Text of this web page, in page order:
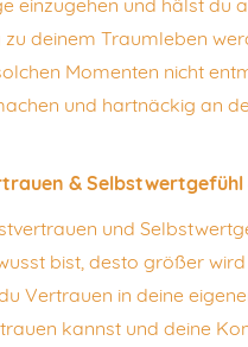
einzugehen und hälst du
deinem Traumleben
Momenten nicht
und hartnäckig an
& Selbstwertgefühl
und
bist, desto größer
Vertrauen in deine
kannst und deine